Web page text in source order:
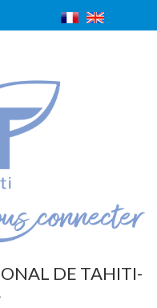
DE TAHITI-